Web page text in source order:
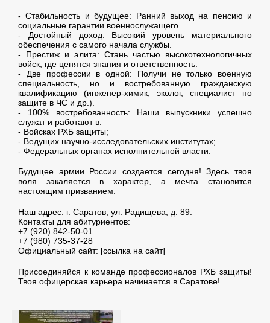
- Стабильность и будущее: Ранний выход на пенсию и
социальные гарантии военнослужащего.
- Достойный доход: Высокий уровень материального
обеспечения с самого начала службы.
- Престиж и элита: Стань частью высокотехнологичных
войск, где ценятся знания и ответственность.
- Две профессии в одной: Получи не только военную
специальность, но и востребованную гражданскую
квалификацию (инженер-химик, эколог, специалист по
защите в ЧС и др.).
- 100% востребованность: Наши выпускники успешно
служат и работают в:
- Войсках РХБ защиты;
- Ведущих научно-исследовательских институтах;
- Федеральных органах исполнительной власти.
Будущее армии России создается сегодня! Здесь твоя
воля закаляется в характер, а мечта становится
настоящим призванием.
Наш адрес: г. Саратов, ул. Радищева, д. 89.
Контакты для абитуриентов:
+7 (920) 842-50-01
+7 (980) 735-37-28
Официальный сайт: [ссылка на сайт]
Присоединяйся к команде профессионалов РХБ защиты!
Твоя офицерская карьера начинается в Саратове!